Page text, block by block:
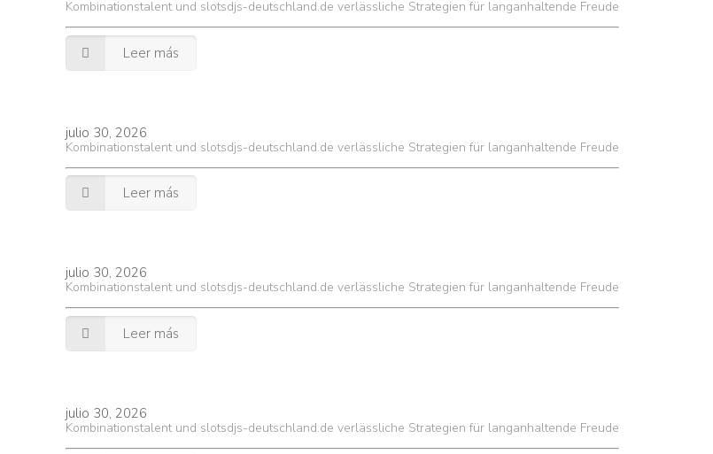
Kombinationstalent und slotsdjs-deutschland.de verlässliche Strategien für langanhaltende Freude
Leer más
julio 30, 2026
Kombinationstalent und slotsdjs-deutschland.de verlässliche Strategien für langanhaltende Freude
Leer más
julio 30, 2026
Kombinationstalent und slotsdjs-deutschland.de verlässliche Strategien für langanhaltende Freude
Leer más
julio 30, 2026
Kombinationstalent und slotsdjs-deutschland.de verlässliche Strategien für langanhaltende Freude